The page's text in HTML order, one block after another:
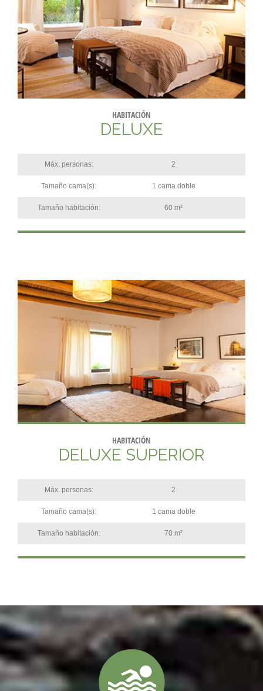
HABITACIÓN
DELUXE
Máx. personas: 2
Tamaño cama(s): 1 cama doble
Tamaño habitación: 60 m²
HABITACIÓN
DELUXE SUPERIOR
Máx. personas: 2
Tamaño cama(s): 1 cama doble
Tamaño habitación: 70 m²